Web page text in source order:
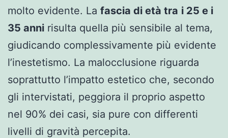
molto evidente. La fascia di età tra i 25 e i
35 anni risulta quella più sensibile al tema,
giudicando complessivamente più evidente
l’inestetismo. La malocclusione riguarda
soprattutto l’impatto estetico che, secondo
gli intervistati, peggiora il proprio aspetto
nel 90% dei casi, sia pure con differenti
livelli di gravità percepita.